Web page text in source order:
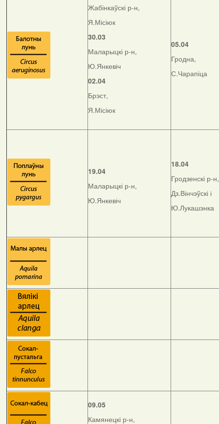
Жабінкаўскі р-н,
Я.Місіюк
30.03
Маларыцкі р-н,
Ю.Янкевіч
02.04
Брэст,
Я.Місіюк
05.04
Гродна,
С.Чарапіца
19.04
Маларыцкі р-н,
Ю.Янкевіч
18.04
Гродзенскі р-н,
Дз.Вінчэўскі і
Ю.Лукашэнка
09.05
Камянецкі р-н,